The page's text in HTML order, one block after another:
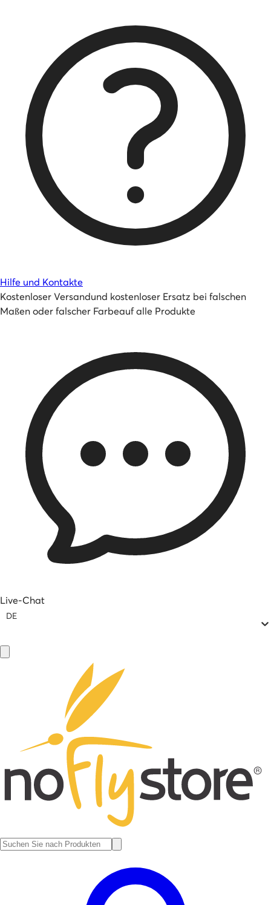
Hilfe und Kontakte
Kostenloser Versandund kostenloser Ersatz bei falschen
Maßen oder falscher Farbeauf alle Produkte
Live-Chat
DE